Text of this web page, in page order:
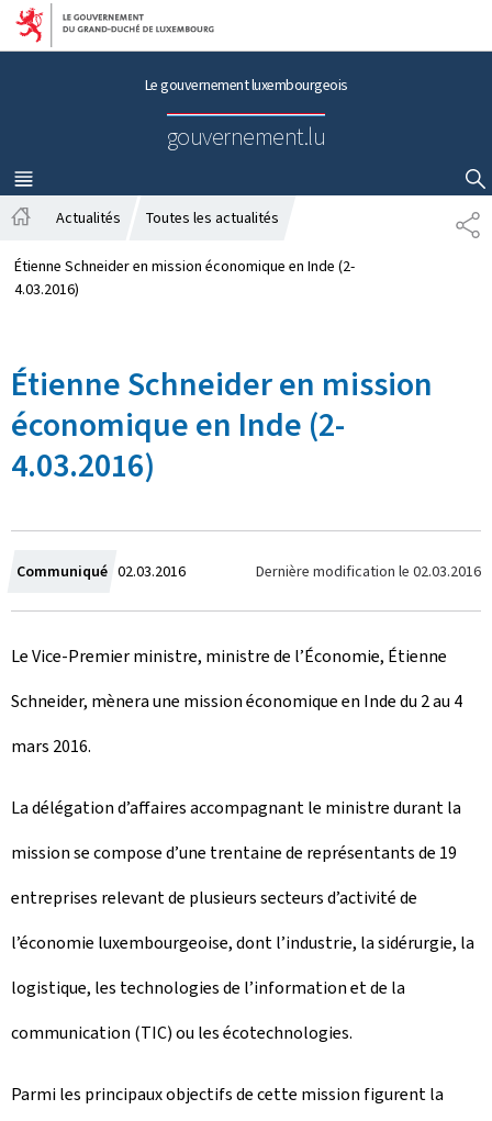
Aller au menu principal
Aller au contenu
Le gouvernement luxembourgeois
gouvernement.lu
MENU
PRINCIPAL
AFFICHER / MASQUER LA RECHERCHE
P
A
c
c
l
Actualités Toutes les actualités
Étienne Schneider en mission économique en Inde (2-
4.03.2016)
Étienne Schneider en mission
économique en Inde (2-
4.03.2016)
Communiqué C
r
é
e
02.03.2016 Dernière modification le 02.03.2016
Le Vice-Premier ministre, ministre de l’Économie, Étienne
Schneider, mènera une mission économique en Inde du 2 au 4
mars 2016.
La délégation d’affaires accompagnant le ministre durant la
mission se compose d’une trentaine de représentants de 19
entreprises relevant de plusieurs secteurs d’activité de
l’économie luxembourgeoise, dont l’industrie, la sidérurgie, la
logistique, les technologies de l’information et de la
communication (TIC) ou les écotechnologies.
Parmi les principaux objectifs de cette mission figurent la